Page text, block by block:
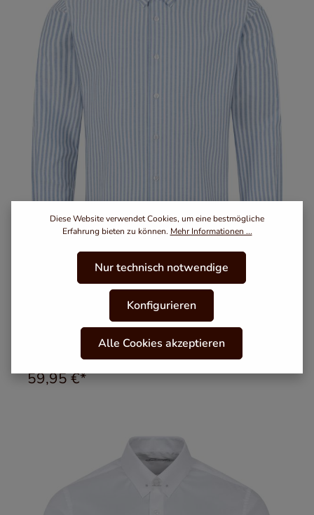
Blau gestreiftes Modern Cut Urban Line Schaeffer
Hemd mit Piccadilly Kragen
Varianten ab54,95 €*
59,95 €*
Diese Website verwendet Cookies, um eine bestmögliche
Erfahrung bieten zu können. Mehr Informationen ...
Nur technisch notwendige
Konfigurieren
Alle Cookies akzeptieren